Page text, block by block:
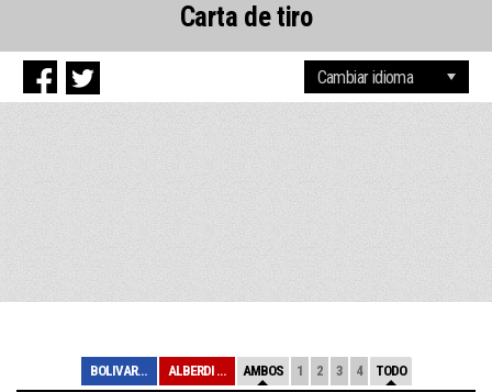
Carta de tiro
BOLIVAR (CP) ALBERDI (RC) AMBOS 1 2 3 4 TODO